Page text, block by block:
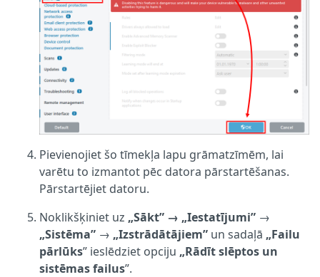
Pievienojiet šo tīmekļa lapu grāmatzīmēm, lai
varētu to izmantot pēc datora pārstartēšanas.
Pārstartējiet datoru.
Noklikšķiniet uz „Sākt” → „Iestatījumi” →
„Sistēma” → „Izstrādātājiem” un sadaļā „Failu
pārlūks” ieslēdziet opciju „Rādīt slēptos un
sistēmas failus”.